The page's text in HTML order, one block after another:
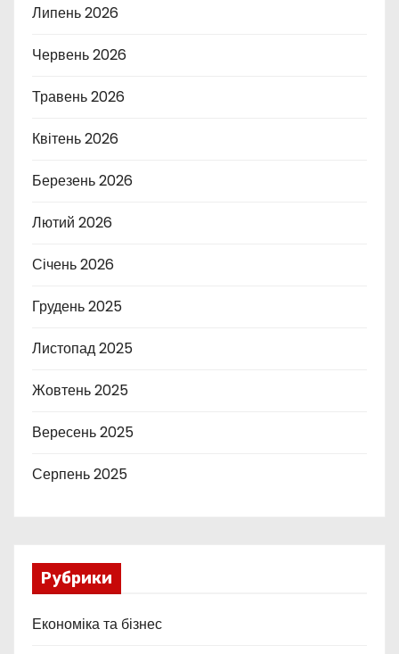
Липень 2026
Червень 2026
Травень 2026
Квітень 2026
Березень 2026
Лютий 2026
Січень 2026
Грудень 2025
Листопад 2025
Жовтень 2025
Вересень 2025
Серпень 2025
Рубрики
Економіка та бізнес